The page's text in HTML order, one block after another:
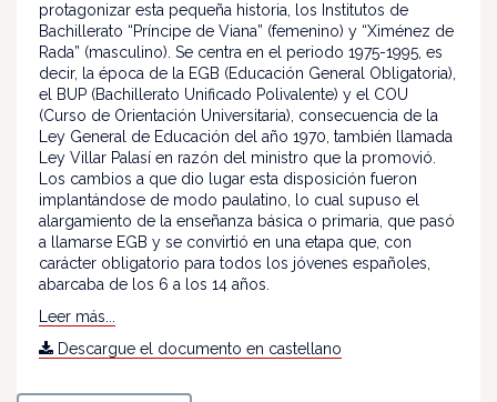
protagonizar esta pequeña historia, los Institutos de
Bachillerato “Príncipe de Viana” (femenino) y “Ximénez de
Rada” (masculino). Se centra en el periodo 1975-1995, es
decir, la época de la EGB (Educación General Obligatoria),
el BUP (Bachillerato Unificado Polivalente) y el COU
(Curso de Orientación Universitaria), consecuencia de la
Ley General de Educación del año 1970, también llamada
Ley Villar Palasí en razón del ministro que la promovió.
Los cambios a que dio lugar esta disposición fueron
implantándose de modo paulatino, lo cual supuso el
alargamiento de la enseñanza básica o primaria, que pasó
a llamarse EGB y se convirtió en una etapa que, con
carácter obligatorio para todos los jóvenes españoles,
abarcaba de los 6 a los 14 años.
Leer más...
Descargue el documento en castellano